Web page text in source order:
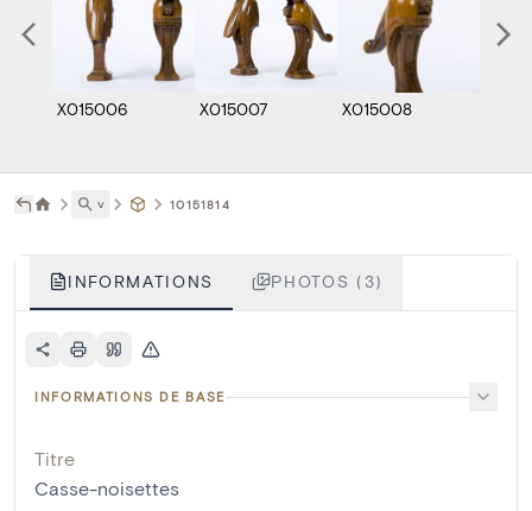
X015006 X015007 X015008
˅ 10151814
INFORMATIONS PHOTOS (3)
INFORMATIONS DE BASE
Titre
Casse-noisettes